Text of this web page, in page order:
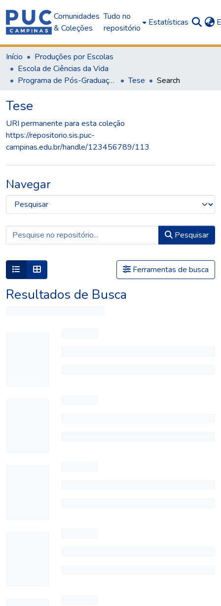
Comunidades
& Coleções
Tudo no
repositório
Estatísticas
Início
Produções por Escolas
Escola de Ciências da Vida
Programa de Pós-Graduação em Psicologia
Tese Search
Tese
URI permanente para esta coleção
https://repositorio.sis.puc-
campinas.edu.br/handle/123456789/113
Navegar
Pesquisar
Ferramentas de busca
Resultados de Busca